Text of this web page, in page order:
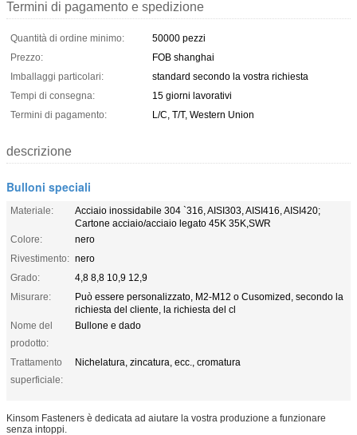
Termini di pagamento e spedizione
Quantità di ordine minimo:
50000 pezzi
Prezzo:
FOB shanghai
Imballaggi particolari:
standard secondo la vostra richiesta
Tempi di consegna:
15 giorni lavorativi
Termini di pagamento:
L/C, T/T, Western Union
descrizione
Bulloni speciali
Materiale:
Acciaio inossidabile 304 `316, AISI303, AISI416, AISI420;
Cartone acciaio/acciaio legato 45K 35K,SWR
Colore:
nero
Rivestimento: nero
Grado:
4,8 8,8 10,9 12,9
Misurare:
Può essere personalizzato, M2-M12 o Cusomized, secondo la
richiesta del cliente, la richiesta del cl
Nome del
prodotto:
Bullone e dado
Trattamento
superficiale:
Nichelatura, zincatura, ecc., cromatura
Kinsom Fasteners è dedicata ad aiutare la vostra produzione a funzionare
senza intoppi.